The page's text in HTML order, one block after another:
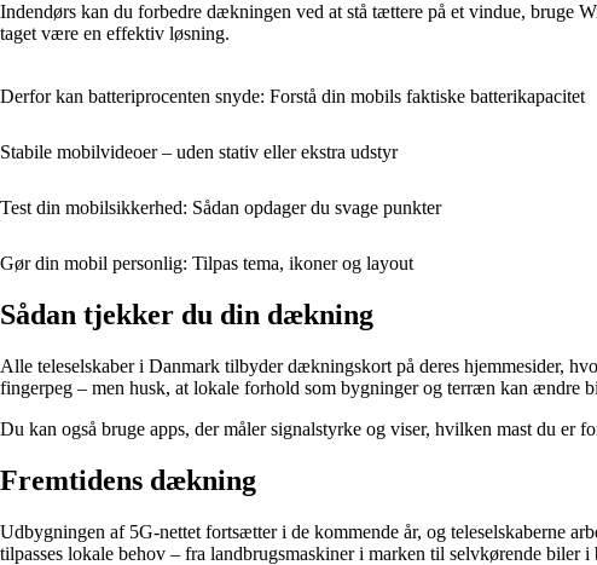
Indendørs kan du forbedre dækningen ved at stå tættere på et vindue, bruge
taget være en effektiv løsning.
Derfor kan batteriprocenten snyde: Forstå din mobils faktiske batterikapacitet
Stabile mobilvideoer – uden stativ eller ekstra udstyr
Test din mobilsikkerhed: Sådan opdager du svage punkter
Gør din mobil personlig: Tilpas tema, ikoner og layout
Sådan tjekker du din dækning
Alle teleselskaber i Danmark tilbyder dækningskort på deres hjemmesider,
fingerpeg – men husk, at lokale forhold som bygninger og terræn kan ændre
Du kan også bruge apps, der måler signalstyrke og viser, hvilken mast du
Fremtidens dækning
Udbygningen af 5G-nettet fortsætter i de kommende år, og teleselskaberne
tilpasses lokale behov – fra landbrugsmaskiner i marken til selvkørende biler i